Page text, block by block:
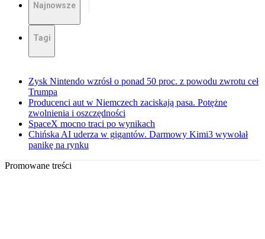
Najnowsze
Tagi
Zysk Nintendo wzrósł o ponad 50 proc. z powodu zwrotu ceł
Trumpa
Producenci aut w Niemczech zaciskają pasa. Potężne
zwolnienia i oszczędności
SpaceX mocno traci po wynikach
Chińska AI uderza w gigantów. Darmowy Kimi3 wywołał
panikę na rynku
Promowane treści